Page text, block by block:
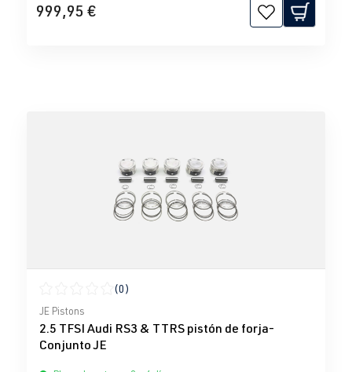
999,95 €
Calificación promedio de 0 de 5 estrellas
(0)
JE Pistons
2.5 TFSI Audi RS3 & TTRS pistón de forja-
Conjunto JE